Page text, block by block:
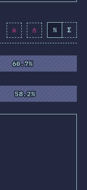
81.9 % ( 9415 )% Σ
60.7%
60.7%
58.2%
58.2%